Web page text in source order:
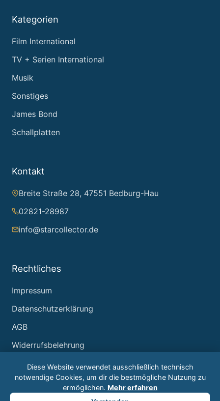
Kategorien
Film International
TV + Serien International
Musik
Sonstiges
James Bond
Schallplatten
Kontakt
Breite Straße 28, 47551 Bedburg-Hau
02821-28987
info@starcollector.de
Rechtliches
Impressum
Datenschutzerklärung
AGB
Widerrufsbelehrung
© 2026 Starcollector – Jürgen Reintjes. Alle Rechte
Diese Website verwendet ausschließlich technisch
notwendige Cookies, um dir die bestmögliche Nutzung zu
ermöglichen. Mehr erfahren